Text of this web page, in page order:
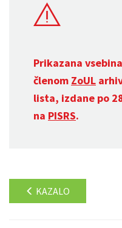
Prikazana
členom ZoUL
lista, izdane po
na PISRS.
KAZALO